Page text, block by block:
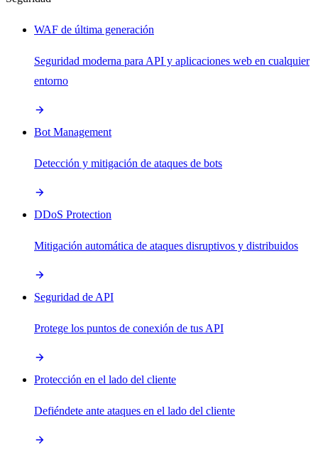
WAF de última generación
Seguridad moderna para API y aplicaciones web en cualquier
entorno
Bot Management
Detección y mitigación de ataques de bots
DDoS Protection
Mitigación automática de ataques disruptivos y distribuidos
Seguridad de API
Protege los puntos de conexión de tus API
Protección en el lado del cliente
Defiéndete ante ataques en el lado del cliente